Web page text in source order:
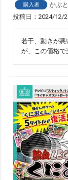
購入者 かぶ
投稿日 2024/12/
若干、動きが悪
が、この価格で